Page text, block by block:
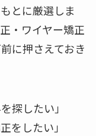
とに厳選しま
・ワイヤー矯正
に押さえておき
探したい」
をしたい」